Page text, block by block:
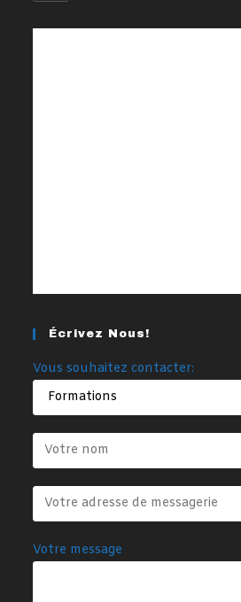
Écrivez Nous!
Vous souhaitez contacter:
Votre message